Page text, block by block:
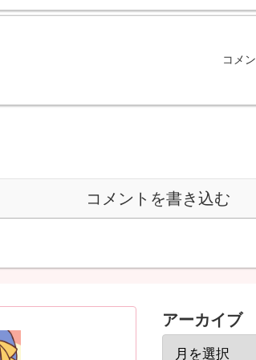
コメ
コメントを書き込む
アーカイブ